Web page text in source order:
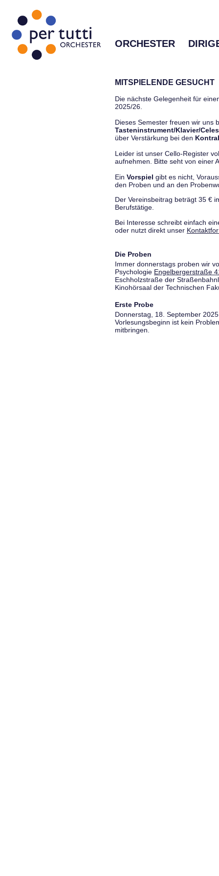
ORCHESTER
MITSPIELENDE GESUCHT
Die nächste Gelegenheit für
2025/26.
Dieses Semester freuen wir uns
Tasteninstrument/Klavier/
über Verstärkung bei den
Leider ist unser Cello-Register
aufnehmen. Bitte seht von einer
Ein Vorspiel gibt es nicht,
den Proben und an den
Der Vereinsbeitrag beträgt 35 €
Berufstätige.
Bei Interesse schreibt einfach
oder nutzt direkt unser
Die Proben
Immer donnerstags proben wir
Psychologie Engelbergerstraße
Eschholzstraße der
Kinohörsaal der Technischen
Erste Probe
Donnerstag, 18. September
Vorlesungsbeginn ist kein
mitbringen.